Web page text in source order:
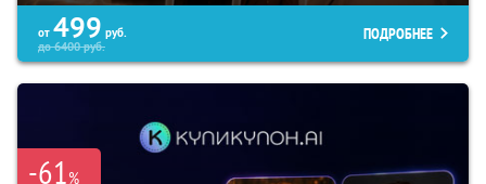
от 499 руб.
до6400руб.
ПОДРОБНЕЕ
-61%